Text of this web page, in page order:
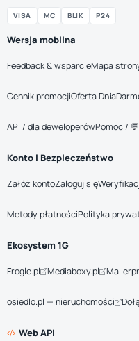
VISA MC BLIK P24
Wersja mobilna
Feedback & wsparcieMapa
Cennik promocjiOferta Dnia
API / dla deweloperówPomoc /
Konto i Bezpieczeństwo
Załóż kontoZaloguj się
Metody płatnościPolityka
Ekosystem 1G
Frogle.pl Mediaboxy.pl
osiedlo.pl — nieruchomości
Web API